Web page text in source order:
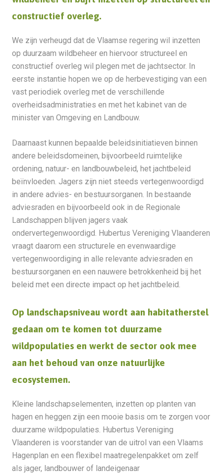
constructief overleg.
We zijn verheugd dat de Vlaamse regering wil inzetten
op duurzaam wildbeheer en hiervoor structureel en
constructief overleg wil plegen met de jachtsector. In
eerste instantie hopen we op de herbevestiging van een
vast periodiek overleg met de verschillende
overheidsadministraties en met het kabinet van de
minister van Omgeving en Landbouw.
Daarnaast kunnen bepaalde beleidsinitiatieven binnen
andere beleidsdomeinen, bijvoorbeeld ruimtelijke
ordening, natuur- en landbouwbeleid, het jachtbeleid
beïnvloeden. Jagers zijn niet steeds vertegenwoordigd
in andere advies- en bestuursorganen. In bestaande
adviesraden en bijvoorbeeld ook in de Regionale
Landschappen blijven jagers vaak
ondervertegenwoordigd. Hubertus Vereniging Vlaanderen
vraagt daarom een structurele en evenwaardige
vertegenwoordiging in alle relevante adviesraden en
bestuursorganen en een nauwere betrokkenheid bij het
beleid met een directe impact op het jachtbeleid.
Op landschapsniveau wordt aan habitatherstel
gedaan om te komen tot duurzame
wildpopulaties en werkt de sector ook mee
aan het behoud van onze natuurlijke
ecosystemen.
Kleine landschapselementen, inzetten op planten van
hagen en heggen zijn een mooie basis om te zorgen voor
duurzame wildpopulaties. Hubertus Vereniging
Vlaanderen is voorstander van de uitrol van een Vlaams
Hagenplan en een flexibel maatregelenpakket om zelf
als jager, landbouwer of landeigenaar